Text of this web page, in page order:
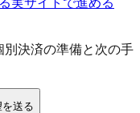
決済の準備と次の手
送る